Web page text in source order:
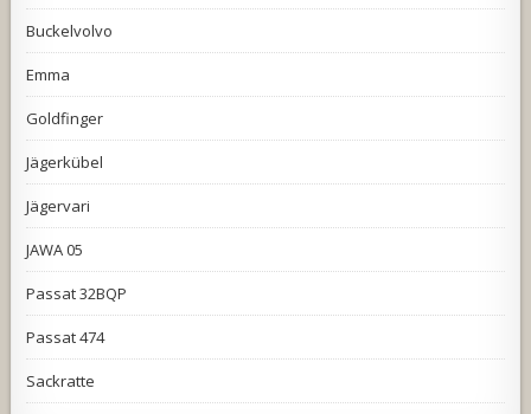
Buckelvolvo
Emma
Goldfinger
Jägerkübel
Jägervari
JAWA 05
Passat 32BQP
Passat 474
Sackratte